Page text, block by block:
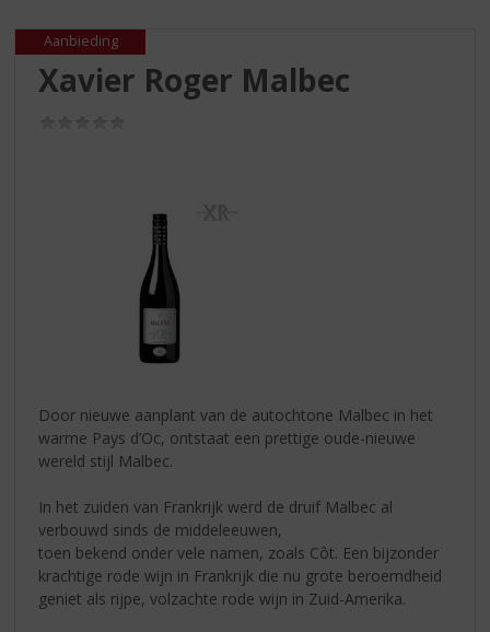
p
Aanbieding
Xavier Roger Malbec
Door nieuwe aanplant van de autochtone Malbec in het
warme Pays d’Oc, ontstaat een prettige oude-nieuwe
wereld stijl Malbec.
In het zuiden van Frankrijk werd de druif Malbec al
verbouwd sinds de middeleeuwen,
toen bekend onder vele namen, zoals Côt. Een bijzonder
krachtige rode wijn in Frankrijk die nu grote beroemdheid
geniet als rijpe, volzachte rode wijn in Zuid-Amerika.